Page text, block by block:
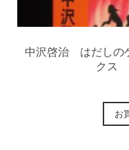
中沢啓治 はだしの
クス
お